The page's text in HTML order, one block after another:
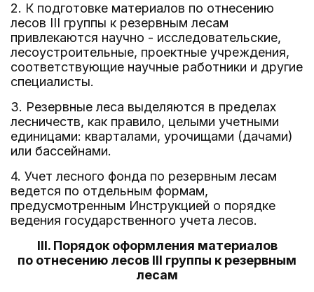
2. К подготовке материалов по отнесению
лесов III группы к резервным лесам
привлекаются научно - исследовательские,
лесоустроительные, проектные учреждения,
соответствующие научные работники и другие
специалисты.
3. Резервные леса выделяются в пределах
лесничеств, как правило, целыми учетными
единицами: кварталами, урочищами (дачами)
или бассейнами.
4. Учет лесного фонда по резервным лесам
ведется по отдельным формам,
предусмотренным Инструкцией о порядке
ведения государственного учета лесов.
III. Порядок оформления материалов
по отнесению лесов III группы к резервным
лесам